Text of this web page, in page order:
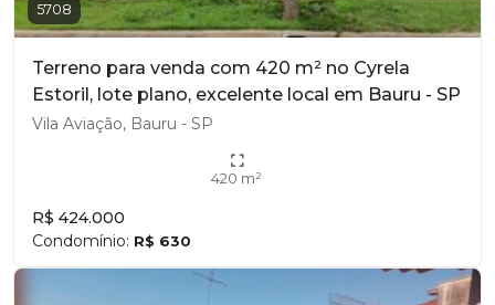
5708
Terreno para venda com 420 m² no Cyrela
Estoril, lote plano, excelente local em Bauru - SP
Vila Aviação, Bauru - SP
420 m²
R$ 424.000
Condomínio: R$ 630